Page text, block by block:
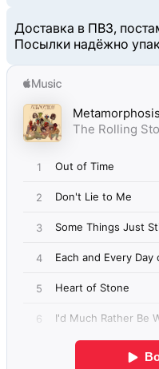
Доставка в ПВЗ,
Посылки надёжно